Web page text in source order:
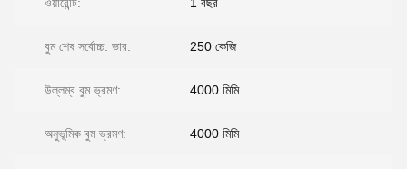
বুম শেষ সর্বোচ্চ. ভার: 250 কেজি
উল্লম্ব বুম ভ্রমণ: 4000 মিমি
অনুভূমিক বুম ভ্রমণ: 4000 মিমি